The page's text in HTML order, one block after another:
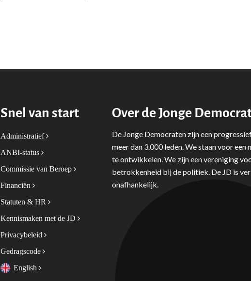
Snel van start
Administratief
ANBI-status
Commissie van Beroep
Financiën
Statuten & HR
Kennismaken met de JD
Privacybeleid
Gedragscode
English
Over de Jonge
De Jonge Democraten zijn een
meer dan 3.000 leden. We staan voor
te ontwikkelen. We zijn een vereniging
betrokkenheid bij de politiek. De JD is
onafhankelijk.